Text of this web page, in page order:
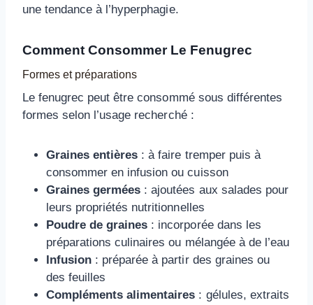
une tendance à l’hyperphagie.
Comment Consommer Le Fenugrec
Formes et préparations
Le fenugrec peut être consommé sous différentes
formes selon l’usage recherché :
Graines entières : à faire tremper puis à
consommer en infusion ou cuisson
Graines germées : ajoutées aux salades pour
leurs propriétés nutritionnelles
Poudre de graines : incorporée dans les
préparations culinaires ou mélangée à de l’eau
Infusion : préparée à partir des graines ou
des feuilles
Compléments alimentaires : gélules, extraits